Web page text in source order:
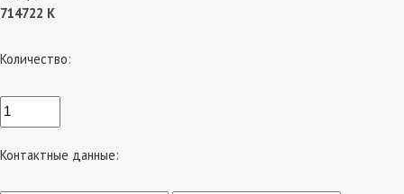
714722 К
Количество:
Контактные данные: